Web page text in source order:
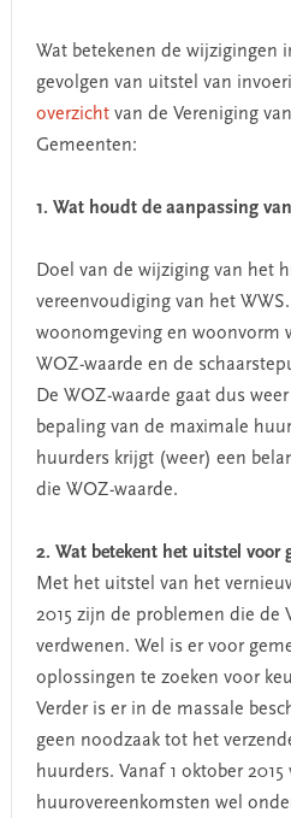
Wat betekenen de wijzigingen
gevolgen van uitstel van
overzichtvan de Vereniging
Gemeenten:
1. Wat houdt de aanpassing
Doel van de wijziging van het
vereenvoudiging van het
woonomgeving en woonvorm
WOZ-waarde en de
De WOZ-waarde gaat dus
bepaling van de maximale
huurders krijgt (weer) een
die WOZ-waarde.
2. Wat betekent het uitstel voor
Met het uitstel van het
2015 zijn de problemen die de
verdwenen. Wel is er voor
oplossingen te zoeken voor
Verder is er in de massale
geen noodzaak tot het
huurders. Vanaf 1 oktober
huurovereenkomsten wel